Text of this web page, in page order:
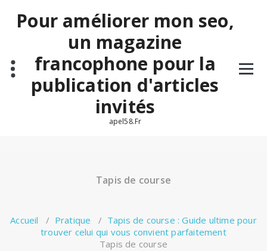
contenuPour améliorer mon seo,
un magazine
francophone pour la
publication d'articles
invités
apel58.Fr
Tapis de course
Accueil / Pratique / Tapis de course : Guide ultime pour
trouver celui qui vous convient parfaitement
Tapis de course